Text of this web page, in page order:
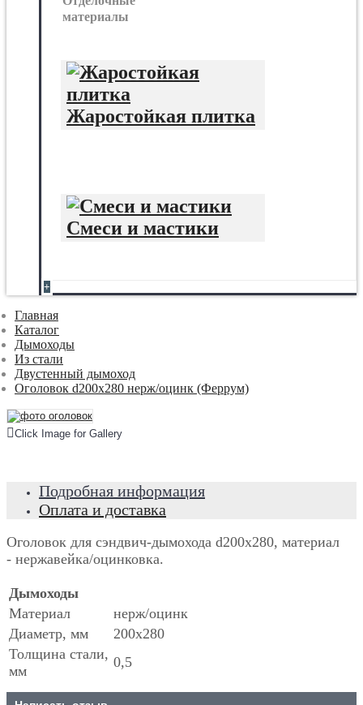
материалы
Жаростойкая плитка
Смеси и мастики
+
Главная
Каталог
Дымоходы
Из стали
Двустенный дымоход
Оголовок d200x280 нерж/оцинк (Феррум)
Click Image for Gallery
Подробная информация
Оплата и доставка
Оголовок для сэндвич-дымохода d200x280, материал
- нержавейка/оцинковка.
Дымоходы
Материал
нерж/оцинк
Диаметр, мм
200х280
Толщина стали,
мм
0,5